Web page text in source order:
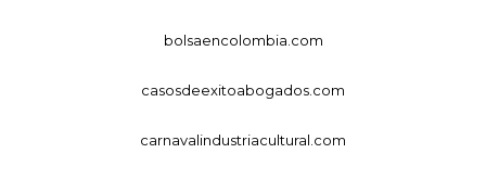
bolsaencolombia.com
casosdeexitoabogados.com
carnavalindustriacultural.com